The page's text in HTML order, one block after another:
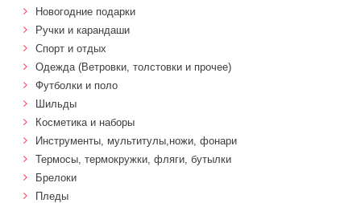
Новогодние подарки
Ручки и карандаши
Спорт и отдых
Одежда (Ветровки, толстовки и прочее)
Футболки и поло
Шильды
Косметика и наборы
Инструменты, мультитулы,ножи, фонари
Термосы, термокружки, фляги, бутылки
Брелоки
Пледы